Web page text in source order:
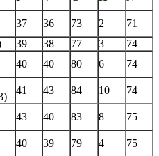
37 36 73 2
71
39 38 77 3
74
40 40 80 6 74
41 43 84 10 74
43 40 83 8 75
40 39 79 4 75